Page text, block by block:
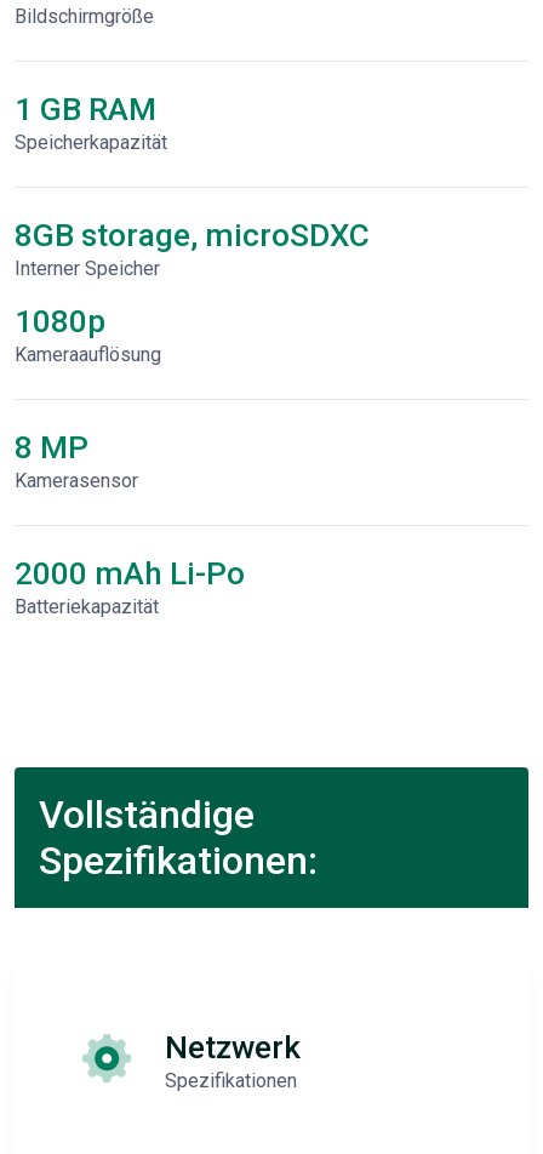
Bildschirmgröße
1 GB RAM
Speicherkapazität
8GB storage, microSDXC
Interner Speicher
1080p
Kameraauflösung
8 MP
Kamerasensor
2000 mAh Li-Po
Batteriekapazität
Vollständige
Spezifikationen:
Netzwerk
Spezifikationen